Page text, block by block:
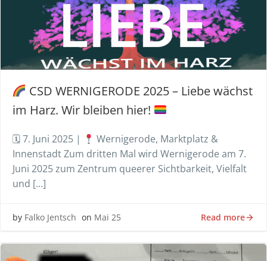
CSD WERNIGERODE 2025 – Liebe wächst
im Harz. Wir bleiben hier!
🗓 7. Juni 2025 |
Wernigerode, Marktplatz &
Innenstadt Zum dritten Mal wird Wernigerode am 7.
Juni 2025 zum Zentrum queerer Sichtbarkeit, Vielfalt
und […]
by Falko Jentsch on Mai 25 Read more